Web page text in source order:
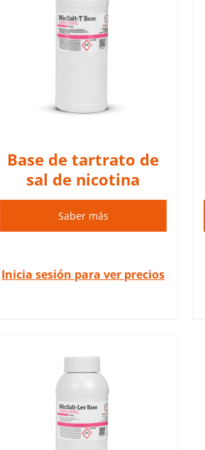
Base de tartrato de
sal de nicotina
Saber más
Inicia sesión para ver precios
Las NicSalt Bases son bases
de sal de nicotina de
primera calidad dedicadas a
la fabricación de e-líquidos.